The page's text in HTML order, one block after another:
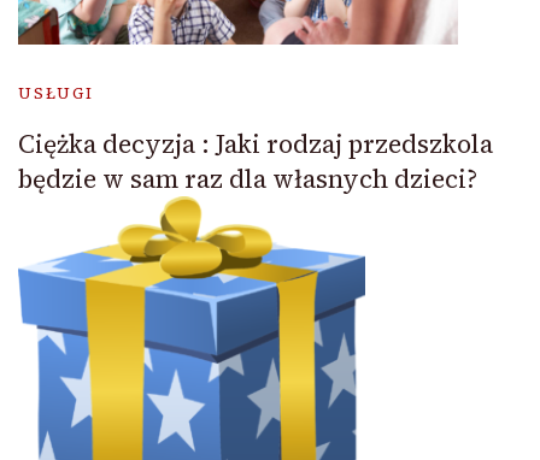
USŁUGI
Ciężka decyzja : Jaki rodzaj przedszkola
będzie w sam raz dla własnych dzieci?